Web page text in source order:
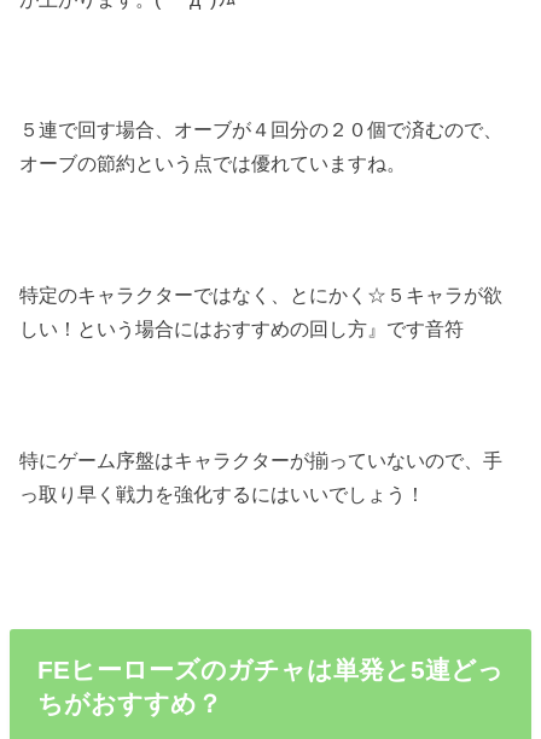
５連で回す場合、オーブが４回分の２０個で済むので、
オーブの節約という点では優れていますね。
特定のキャラクターではなく、とにかく☆５キャラが欲
しい！という場合にはおすすめの回し方』です音符
特にゲーム序盤はキャラクターが揃っていないので、手
っ取り早く戦力を強化するにはいいでしょう！
FEヒーローズのガチャは単発と5連どっ
ちがおすすめ？